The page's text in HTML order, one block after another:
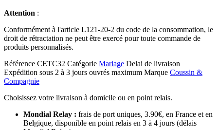
Attention :
Conformément à l'article L121-20-2 du code de la consommation, le
droit de rétractation ne peut être exercé pour toute commande de
produits personnalisés.
Référence CETC32 Catégorie Mariage Delai de livraison
Expédition sous 2 à 3 jours ouvrés maximum Marque Coussin &
Compagnie
Choisissez votre livraison à domicile ou en point relais.
Mondial Relay : frais de port uniques, 3.90€, en France et en
Belgique, disponible en point relais en 3 à 4 jours (délais